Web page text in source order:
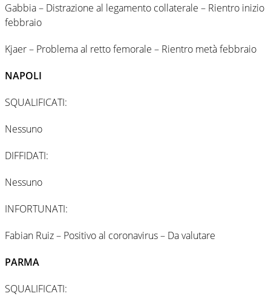
Gabbia – Distrazione al legamento collaterale – Rientro inizio
febbraio
Kjaer – Problema al retto femorale – Rientro metà febbraio
NAPOLI
SQUALIFICATI:
Nessuno
DIFFIDATI:
Nessuno
INFORTUNATI:
Fabian Ruiz – Positivo al coronavirus – Da valutare
PARMA
SQUALIFICATI: